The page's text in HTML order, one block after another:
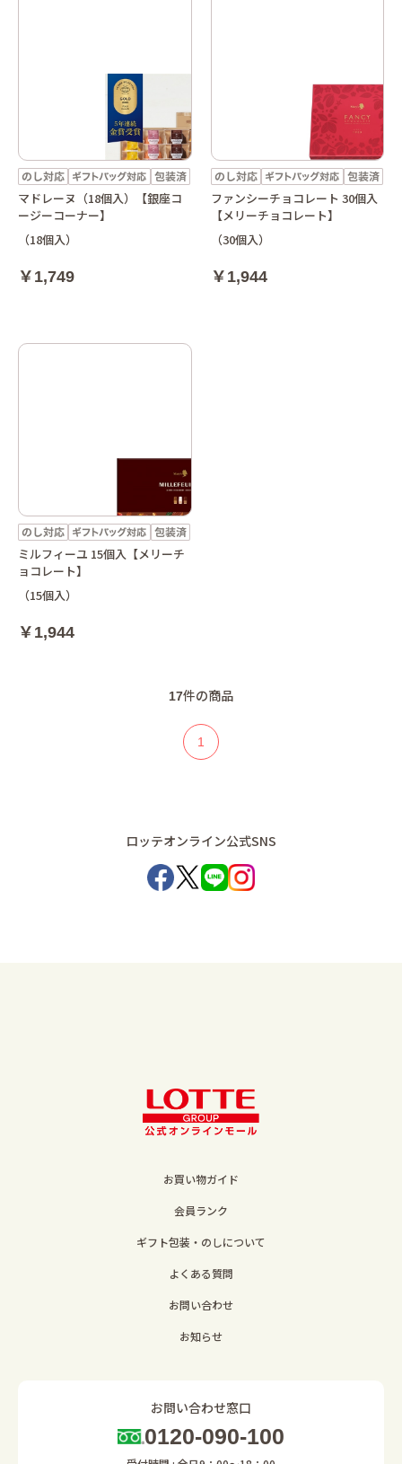
マドレーヌ（18個入）【銀座コ
ージーコーナー】
（18個入）
￥1,749
ファンシーチョコレート 30個入
【メリーチョコレート】
（30個入）
￥1,944
ミルフィーユ 15個入【メリーチ
ョコレート】
（15個入）
￥1,944
17件の商品
1
ロッテオンライン公式SNS
お買い物ガイド
会員ランク
ギフト包装・のしについて
よくある質問
お問い合わせ
お知らせ
お問い合わせ窓口
0120-090-100